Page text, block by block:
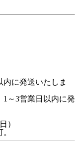
に発送いたしま
～3営業日以内に発
）